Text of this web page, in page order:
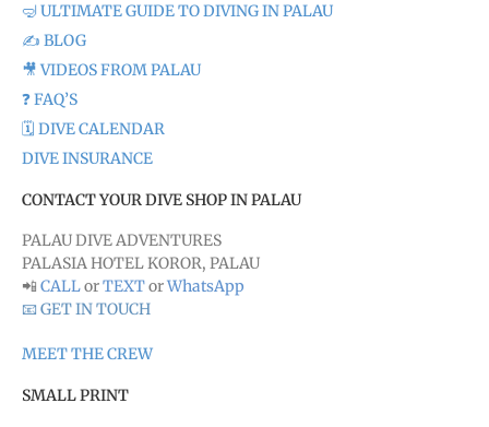
🤿 ULTIMATE GUIDE TO DIVING IN PALAU
✍️ BLOG
🎥 VIDEOS FROM PALAU
❓ FAQ’S
🗓️ DIVE CALENDAR
DIVE INSURANCE
CONTACT YOUR DIVE SHOP IN PALAU
PALAU DIVE ADVENTURES
PALASIA HOTEL KOROR, PALAU
📲 CALLorTEXTorWhatsApp
📧 GET IN TOUCH
MEET THE CREW
SMALL PRINT